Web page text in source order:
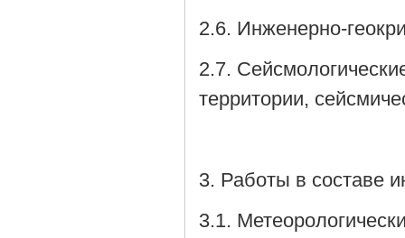
2.6. Инженерно-
2.7.
территории,
3. Работы в составе
3.1.